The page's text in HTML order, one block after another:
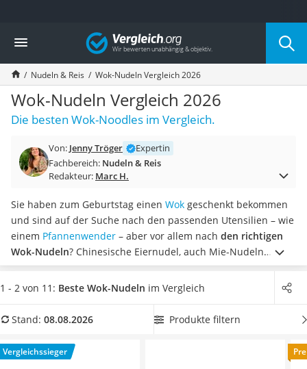
Die beliebtesten Vergleiche nach Kategorie
Lebensmittel
Schwarzkümmelöl
Knäckebrot
Schwarzkümmelöl-Kapseln
Manukahonig
Eiklar
Balsamico-Essig
Schwarzkümmelöl bio
Honig
Gemüsebrühe
Eiskaffee-Pulver
Irischer Whiskey
Grapefruitkernextrakt
Matcha-Set
MCT-Öl
Erythrit
Müsli ohne Zuckerzusatz
Vergleich
Nudeln & Reis Wok-Nudeln Vergleich 2026
Wok-Nudeln Vergleich 2026
Die besten Wok-Noodles im Vergleich.
Von: Jenny Tröger
Expertin
Fachbereich: Nudeln & Reis
Redakteur: Marc H.
Sie haben zum Geburtstag einen Wok geschenkt bekommen
und sind auf der Suche nach den passenden Utensilien – wie
einem Pfannenwender – aber vor allem nach den richtigen
Wok-Nudeln? Chinesische Eiernudel, auch Mie-Nudeln
genannt, eignen sich laut Tests im Internet besonders gut.
Gerichte mit Wok-Nudeln sindschnell zubereitet und lassen
anstrengenden Arbeitstag.
Wählen Sie jetzt aus unserer
Zutaten aus nachhaltigem und kontrolliertem Anbau
wichtig
sind. Überzeugt hat uns hier im August 2026 besonders das
1 - 2 von 11: Beste Wok-Nudeln im Vergleich
Stand: 08.08.2026 Produkte filtern
Vergleichssieger